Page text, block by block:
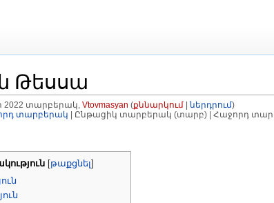
Թեսսա
2022 տարբերակ, Vtovmasyan (քննարկում|ներդրում)
տարբերակ | Ընթացիկ տարբերակ (տարբ) | Հաջորդ
[թաքցնել]